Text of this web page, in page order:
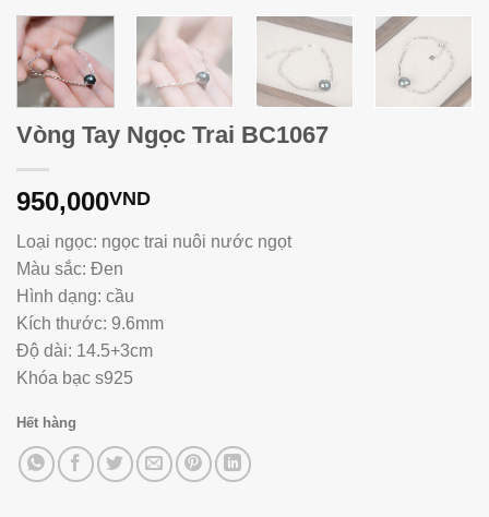
Vòng Tay Ngọc Trai BC1067
950,000VND
Loại ngọc: ngọc trai nuôi nước ngọt
Màu sắc: Đen
Hình dạng: cầu
Kích thước: 9.6mm
Độ dài: 14.5+3cm
Khóa bạc s925
Hết hàng